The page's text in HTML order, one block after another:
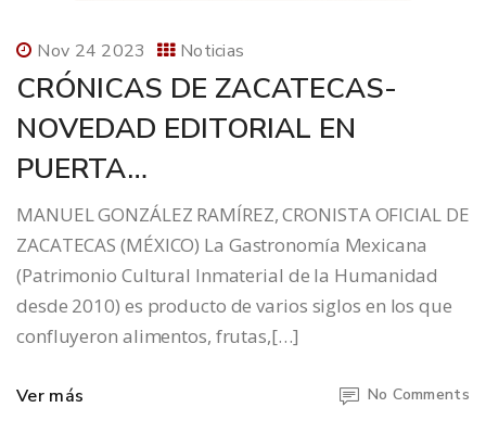
Nov 24 2023 Noticias
CRÓNICAS DE ZACATECAS-
NOVEDAD EDITORIAL EN
PUERTA…
MANUEL GONZÁLEZ RAMÍREZ, CRONISTA OFICIAL DE
ZACATECAS (MÉXICO) La Gastronomía Mexicana
(Patrimonio Cultural Inmaterial de la Humanidad
desde 2010) es producto de varios siglos en los que
confluyeron alimentos, frutas,[…]
Ver más No Comments